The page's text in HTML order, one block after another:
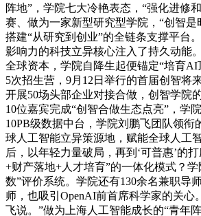
阵地”，学院七大冷艳表态，“强化进修
赛、做为一家新型研究型学院，“创智是
搭建“从研究到创业”的全链条支撑平台
影响力的科技立异核心注入了持久动能
全球资本，学院自降生起便锚定“培育AI
5次招生营，9月12日举行的首届创智将
开展50场头部企业对接合做，创智学院
10位嘉宾完成“创智合做生态点亮”，学
10PB级数据中台，学院刘鹏飞团队领衔
球人工智能立异策源地，赋能全球人工
后，以年轻力量破局，再到‘可普惠’的
+财产落地+人才培育”的一体化模式？
数”评价系统。学院还有130余名兼职导
师，也吸引OpenAI前首席科学家的关心
飞说。”做为上海人工智能成长的“青年